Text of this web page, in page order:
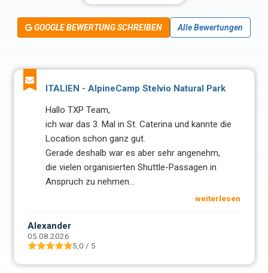
GOOGLE BEWERTUNG SCHREIBEN Alle Bewertungen
ITALIEN - AlpineCamp Stelvio Natural Park
Hallo TXP Team,
ich war das 3. Mal in St. Caterina und kannte die
Location schon ganz gut.
Gerade deshalb war es aber sehr angenehm,
die vielen organisierten Shuttle-Passagen in
Anspruch zu nehmen...
weiterlesen
Alexander
05.08.2026
5,0 / 5